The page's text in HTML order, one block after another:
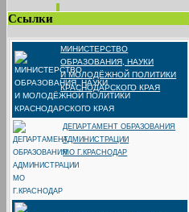
Ссылки
МИНИСТЕРСТВО
ОБРАЗОВАНИЯ, НАУКИ
И МОЛОДЁЖНОЙ ПОЛИТИКИ
КРАСНОДАРСКОГО КРАЯ
ДЕПАРТАМЕНТ ОБРАЗОВАНИЯ
АДМИНИСТРАЦИИ
МО Г.КРАСНОДАР